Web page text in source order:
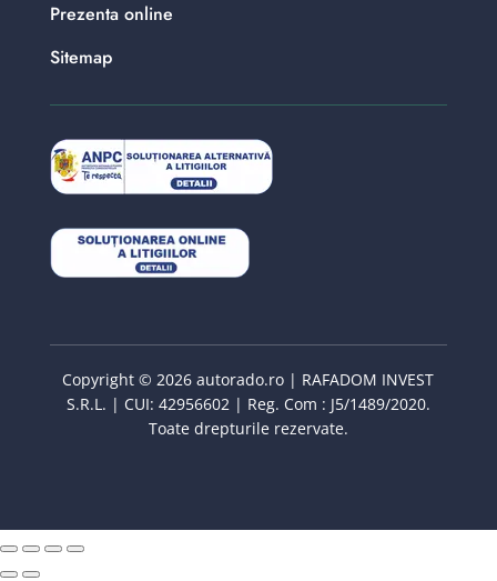
Prezenta online
Sitemap
Copyright © 2026 autorado.ro | RAFADOM INVEST
S.R.L. | CUI: 42956602 | Reg. Com : J5/1489/2020.
Toate drepturile rezervate.